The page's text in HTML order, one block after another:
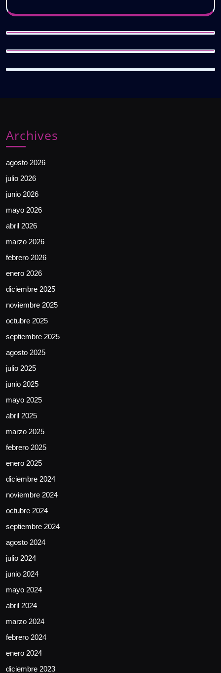
Archives
agosto 2026
julio 2026
junio 2026
mayo 2026
abril 2026
marzo 2026
febrero 2026
enero 2026
diciembre 2025
noviembre 2025
octubre 2025
septiembre 2025
agosto 2025
julio 2025
junio 2025
mayo 2025
abril 2025
marzo 2025
febrero 2025
enero 2025
diciembre 2024
noviembre 2024
octubre 2024
septiembre 2024
agosto 2024
julio 2024
junio 2024
mayo 2024
abril 2024
marzo 2024
febrero 2024
enero 2024
diciembre 2023